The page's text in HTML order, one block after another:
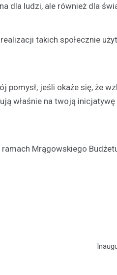
dla ludzi, ale również dla
takich społecznie
pomysł, jeśli okaże się, że
właśnie na twoją
Mrągowskiego